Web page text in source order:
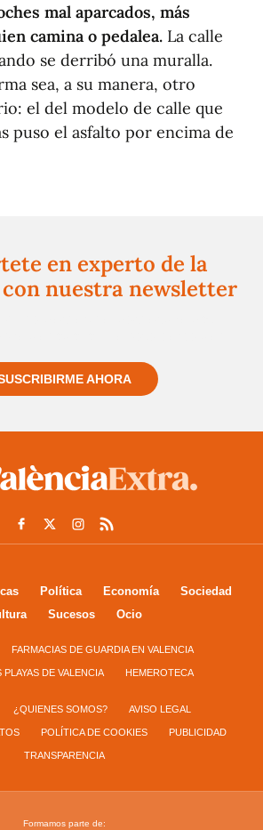
mal aparcados, más
camina o pedalea. La calle
se derribó una muralla.
sea, a su manera, otro
el del modelo de calle que
puso el asfalto por encima de
en experto de la
nuestra newsletter
AHORA
Política Economía
Sociedad
Sucesos Ocio
FARMACIAS DE GUARDIA EN VALENCIA
PLAYAS DE VALENCIA HEMEROTECA
¿QUIENES SOMOS? AVISO LEGAL
POLÍTICA DE COOKIES PUBLICIDAD
TRANSPARENCIA
Formamos parte de: